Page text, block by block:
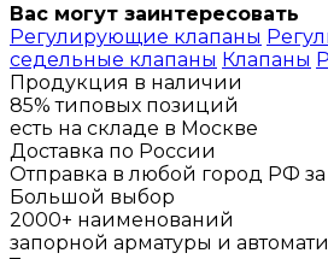
Вас могут заинтересовать
Регулирующие клапаны
седельные клапаны Клапаны
Продукция в наличии
85% типовых позиций
есть на складе в Москве
Доставка по России
Отправка в любой город РФ за
Большой выбор
2000+ наименований
запорной арматуры и